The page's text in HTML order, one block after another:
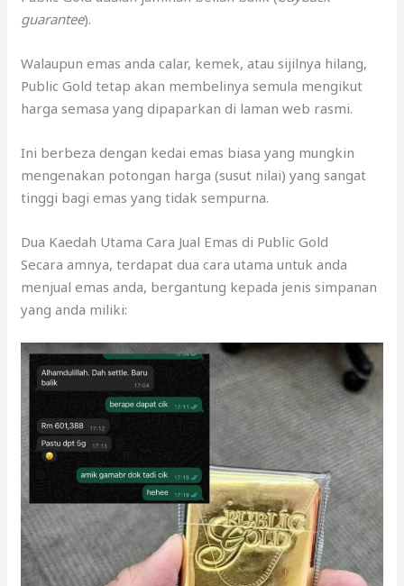
guarantee).
Walaupun emas anda calar, kemek, atau sijilnya hilang,
Public Gold tetap akan membelinya semula mengikut
harga semasa yang dipaparkan di laman web rasmi.
Ini berbeza dengan kedai emas biasa yang mungkin
mengenakan potongan harga (susut nilai) yang sangat
tinggi bagi emas yang tidak sempurna.
Dua Kaedah Utama Cara Jual Emas di Public Gold
Secara amnya, terdapat dua cara utama untuk anda
menjual emas anda, bergantung kepada jenis simpanan
yang anda miliki: